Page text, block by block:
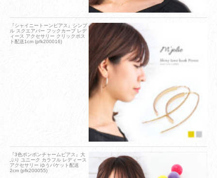
『シャイニートーンピアス』シンプ
ル スクエアバー フックカーブ レデ
ィース アクセサリー クリックポス
ト配送1cm (pfk200016)
『3色ポンポンチャームピアス』大
ぶり ユニーク カラフル レディース
アクセサリー ゆうパケット配送
2cm (pfk200055)